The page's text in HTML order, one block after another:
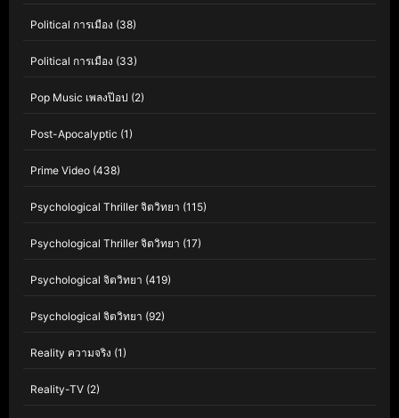
Political การเมือง (38)
Political การเมือง (33)
Pop Music เพลงป๊อป (2)
Post-Apocalyptic (1)
Prime Video (438)
Psychological Thriller จิตวิทยา (115)
Psychological Thriller จิตวิทยา (17)
Psychological จิตวิทยา (419)
Psychological จิตวิทยา (92)
Reality ความจริง (1)
Reality-TV (2)